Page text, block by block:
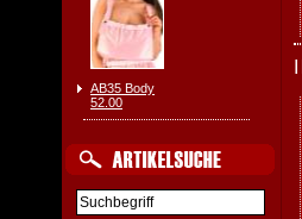
AB35 Body
52.00